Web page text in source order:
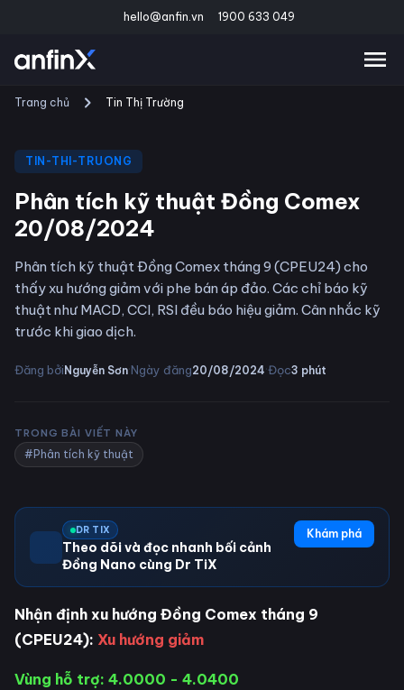
hello@anfin.vn 1900 633 049
Trang chủ Tin Thị Trường
TIN-THI-TRUONG
Phân tích kỹ thuật Đồng Comex
20/08/2024
Phân tích kỹ thuật Đồng Comex tháng 9 (CPEU24) cho
thấy xu hướng giảm với phe bán áp đảo. Các chỉ báo kỹ
thuật như MACD, CCI, RSI đều báo hiệu giảm. Cân nhắc kỹ
trước khi giao dịch.
Đăng bởiNguyễn Sơn·Ngày đăng20/08/2024·Đọc3 phút
TRONG BÀI VIẾT NÀY
#Phân tích kỹ thuật
DR TIX
Theo dõi và đọc nhanh bối cảnh
Đồng Nano cùng Dr TiX
Khám phá
Nhận định xu hướng Đồng Comex tháng 9
(CPEU24): Xu hướng giảm
Vùng hỗ trợ: 4.0000 - 4.0400